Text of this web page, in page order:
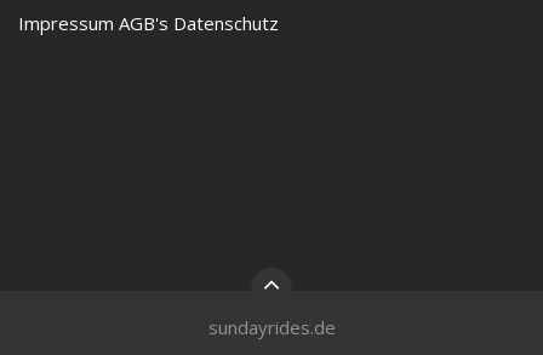
Impressum AGB's Datenschutz
sundayrides.de